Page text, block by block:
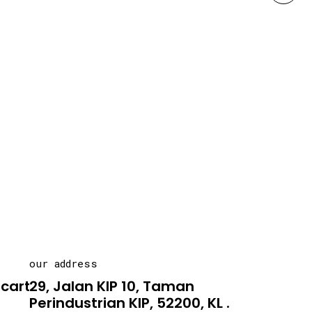
our address
29, Jalan KIP 10, Taman
Perindustrian KIP, 52200, KL .